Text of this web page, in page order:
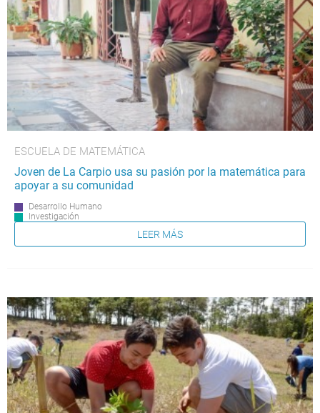
ESCUELA DE MATEMÁTICA
Joven de La Carpio usa su pasión por la matemática para
apoyar a su comunidad
Desarrollo Humano
Investigación
LEER MÁS